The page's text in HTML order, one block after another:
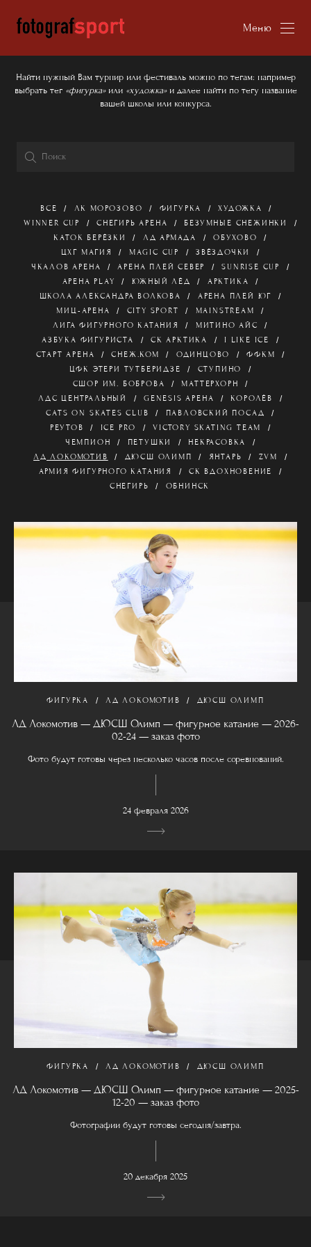
Меню
Найти нужный Вам турнир или фестиваль можно по тегам: например
выбрать тег «фигурка»или «художка»и далее найти по тегу название
вашей школы или конкурса.
ВСЕ ЛК МОРОЗОВО ФИГУРКА
ХУДОЖКА
WINNER CUP
СНЕГИРЬ АРЕНА
БЕЗУМНЫЕ СНЕЖИНКИ
КАТОК БЕРЁЗКИ
ЛД АРМАДА
ОБУХОВО
ЦХГ МАГИЯ
MAGIC CUP
ЗВЁЗДОЧКИ
ЧКАЛОВ АРЕНА
АРЕНА ПЛЕЙ СЕВЕР
SUNRISE CUP
АРЕНА PLAY
ЮЖНЫЙ ЛЁД
АРКТИКА
ШКОЛА АЛЕКСАНДРА ВОЛКОВА
АРЕНА ПЛЕЙ ЮГ
МИЦ-АРЕНА
CITY SPORT
MAINSTREAM
ЛИГА ФИГУРНОГО КАТАНИЯ
МИТИНО АЙС
АЗБУКА ФИГУРИСТА
СК АРКТИКА
I LIKE ICE
СТАРТ АРЕНА
СНЕЖ.КОМ ОДИНЦОВО
ФФКМ
ЦФК ЭТЕРИ ТУТБЕРИДЗЕ
СТУПИНО
СШОР ИМ. БОБРОВА
МАТТЕРХОРН
ЛДС ЦЕНТРАЛЬНЫЙ
GENESIS АРЕНА
КОРОЛЁВ
CATS ON SKATES CLUB
ПАВЛОВСКИЙ ПОСАД
РЕУТОВ
ICE PRO
VICTORY SKATING TEAM
ЧЕМПИОН
ПЕТУШКИ
НЕКРАСОВКА
ЛД ЛОКОМОТИВ
ДЮСШ ОЛИМП ЯНТАРЬ
ZVM
АРМИЯ ФИГУРНОГО КАТАНИЯ
СК ВДОХНОВЕНИЕ
СНЕГИРЬ
ОБНИНСК
ФИГУРКА ЛД ЛОКОМОТИВ ДЮСШ ОЛИМП
ЛД Локомотив — ДЮСШ Олимп — фигурное катание — 2026-
02-24 — заказ фото
Фото будут готовы через несколько часов после соревнований.
24 февраля 2026
ФИГУРКА ЛД ЛОКОМОТИВ ДЮСШ ОЛИМП
ЛД Локомотив — ДЮСШ Олимп — фигурное катание — 2025-
12-20 — заказ фото
Фотографии будут готовы сегодня/завтра.
20 декабря 2025